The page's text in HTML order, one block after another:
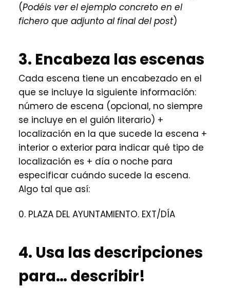
(Podéis ver el ejemplo concreto en el
fichero que adjunto al final del post)
3. Encabeza las escenas
Cada escena tiene un encabezado en el
que se incluye la siguiente información:
número de escena (opcional, no siempre
se incluye en el guión literario) +
localización en la que sucede la escena +
interior o exterior para indicar qué tipo de
localización es + día o noche para
especificar cuándo sucede la escena.
Algo tal que así:
0. PLAZA DEL AYUNTAMIENTO. EXT/DÍA
4. Usa las descripciones
para… describir!